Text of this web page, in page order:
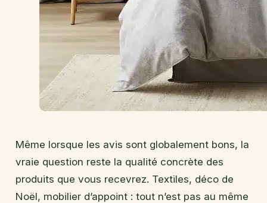
Même lorsque les avis sont globalement bons, la
vraie question reste la qualité concrète des
produits que vous recevrez. Textiles, déco de
Noël, mobilier d’appoint : tout n’est pas au même